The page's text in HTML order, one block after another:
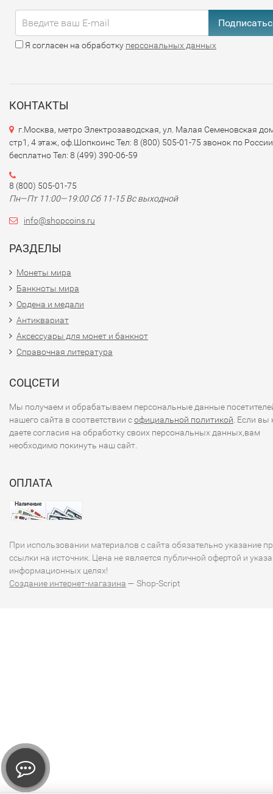
Я согласен на обработку персональных данных
КОНТАКТЫ
г.Москва, метро Электрозаводская, ул. Малая Семеновская
стр1, 4 этаж, оф.Шопкоинс Тел: 8 (800) 505-01-75 звонок по России
бесплатно Тел: 8 (499) 390-06-59
8 (800) 505-01-75
Пн—Пт 11:00—19:00 Сб 11-15 Вс выходной
info@shopcoins.ru
РАЗДЕЛЫ
Монеты мира
Банкноты мира
Ордена и медали
Антиквариат
Аксессуары для монет и банкнот
Справочная литература
СОЦСЕТИ
Мы получаем и обрабатываем персональные данные
нашего сайта в соответствии софициальной политикой. Если вы
даете согласия на обработку своих персональных данных,вам
необходимо покинуть наш сайт.
ОПЛАТА
При использовании материалов с сайта обязательно указание
ссылки на источник. Цена не является публичной офертой и
информационных целях!
Создание интернет-магазина — Shop-Script